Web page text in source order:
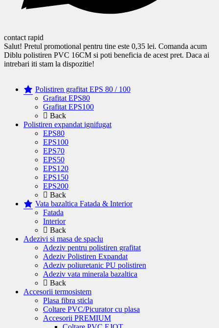
contact rapid
Salut! Pretul promotional pentru tine este 0,35 lei. Comanda acum
Diblu polistiren PVC 16CM si poti beneficia de acest pret. Daca ai
intrebari iti stam la dispozitie!
Polistiren grafitat EPS 80 / 100
Grafitat EPS80
Grafitat EPS100
Back
Polistiren expandat ignifugat
EPS80
EPS100
EPS70
EPS50
EPS120
EPS150
EPS200
Back
Vata bazaltica Fatada & Interior
Fatada
Interior
Back
Adezivi si masa de spaclu
Adeziv pentru polistiren grafitat
Adeziv Polistiren Expandat
Adeziv poliuretanic PU polistiren
Adeziv vata minerala bazaltica
Back
Accesorii termosistem
Plasa fibra sticla
Coltare PVC/Picurator cu plasa
Accesorii PREMIUM